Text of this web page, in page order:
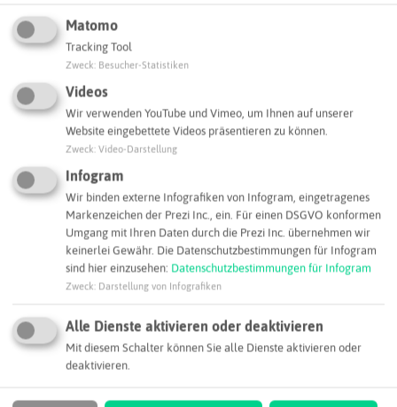
Leaflet OpenStreetMap contributors |
Adresse:
Hydrogenea GmbH
Neidenburger Straße 43
45897 Gelsenkirchen
info@hydrogenea.de
Webseite
SCHLAGWORTE
Matomo
Tracking Tool
Zweck Besucher-Statistiken
Videos
Wir verwenden YouTube und Vimeo, um Ihnen auf unserer
Website eingebettete Videos präsentieren zu können.
Zweck Video-Darstellung
Infogram
Wir binden externe Infografiken von Infogram, eingetragenes
Markenzeichen der Prezi Inc., ein. Für einen DSGVO konformen
Umgang mit Ihren Daten durch die Prezi Inc. übernehmen wir
keinerlei Gewähr. Die Datenschutzbestimmungen für Infogram
sind hier einzusehen: Datenschutzbestimmungen für Infogram
Zweck Darstellung von Infografiken
Alle Dienste aktivieren oder deaktivieren
Mit diesem Schalter können Sie alle Dienste aktivieren oder
deaktivieren.